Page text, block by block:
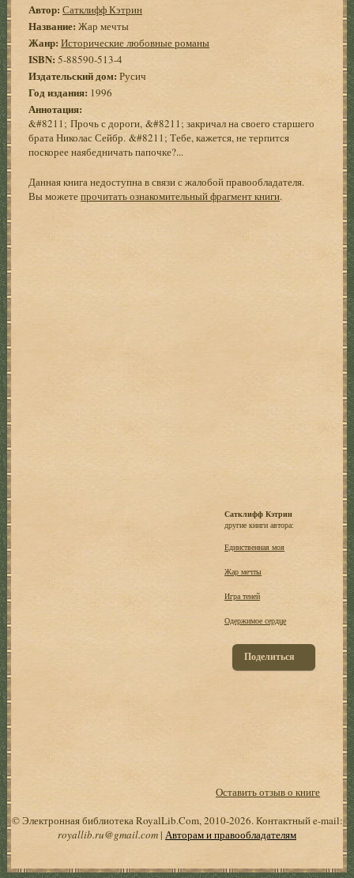
Автор: Сатклифф Кэтрин
Название: Жар мечты
Жанр: Исторические любовные романы
ISBN: 5-88590-513-4
Издательский дом:Русич
Год издания: 1996
Аннотация:
&#8211; Прочь с дороги, &#8211; закричал на своего старшего
брата Николас Сейбр. &#8211; Тебе, кажется, не терпится
поскорее наябедничать папочке?...
Данная книга недоступна в связи с жалобой правообладателя.
Вы можетепрочитать ознакомительный фрагмент книги.
Сатклифф Кэтрин
другие книги автора:
Единственная моя
Жар мечты
Игра теней
Одержимое сердце
Поделиться
Оставить отзыв о книге
© Электронная библиотека RoyalLib.Com, 2010-2026. Контактный e-mail:
royallib.ru@gmail.com| Авторам и правообладателям